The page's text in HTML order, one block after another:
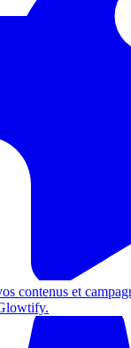
contenus et